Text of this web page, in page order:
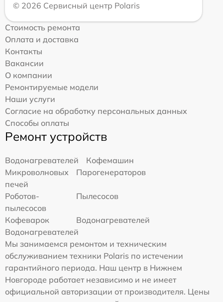
© 2026 Сервисный центр Polaris
Стоимость ремонта
Оплата и доставка
Контакты
Вакансии
О компании
Ремонтируемые модели
Наши услуги
Согласие на обработку персональных данных
Способы оплаты
Ремонт устройств
Водонагревателей
Кофемашин
Микроволновых
печей
Парогенераторов
Роботов-
пылесосов
Пылесосов
Кофеварок
Водонагревателей
Водонагревателей
Мы занимаемся ремонтом и техническим
обслуживанием техники Polaris по истечении
гарантийного периода. Наш центр в Нижнем
Новгороде работает независимо и не имеет
официальной авторизации от производителя. Цены